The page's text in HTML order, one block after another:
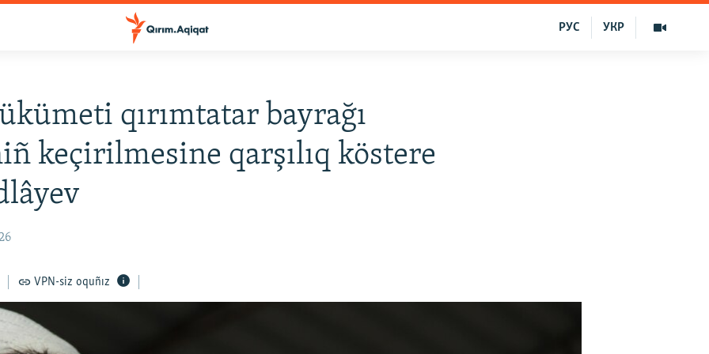
УКР
РУС
qırımtatar bayrağı
keçirilmesine qarşılıq köstere
VPN-siz oquñız